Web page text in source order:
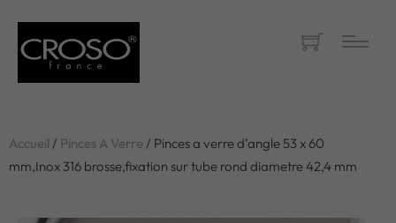
Accueil / Pinces A Verre / Pinces a verre d’angle 53 x 60
mm,Inox 316 brosse,fixation sur tube rond diametre 42,4 mm